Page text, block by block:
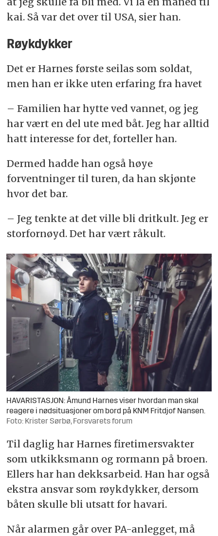
kai. Så var det over til USA, sier han.
Røykdykker
Det er Harnes første seilas som soldat,
men han er ikke uten erfaring fra havet
– Familien har hytte ved vannet, og jeg
har vært en del ute med båt. Jeg har alltid
hatt interesse for det, forteller han.
Dermed hadde han også høye
forventninger til turen, da han skjønte
hvor det bar.
– Jeg tenkte at det ville bli dritkult. Jeg er
storfornøyd. Det har vært råkult.
HAVARISTASJON: Åmund Harnes viser hvordan man skal
reagere i nødsituasjoner om bord på KNM Fritdjof Nansen.
Foto: Krister Sørbø, Forsvarets forum
Til daglig har Harnes firetimersvakter
som utkikksmann og rormann på broen.
Ellers har han dekksarbeid. Han har også
ekstra ansvar som røykdykker, dersom
båten skulle bli utsatt for havari.
Når alarmen går over PA-anlegget, må